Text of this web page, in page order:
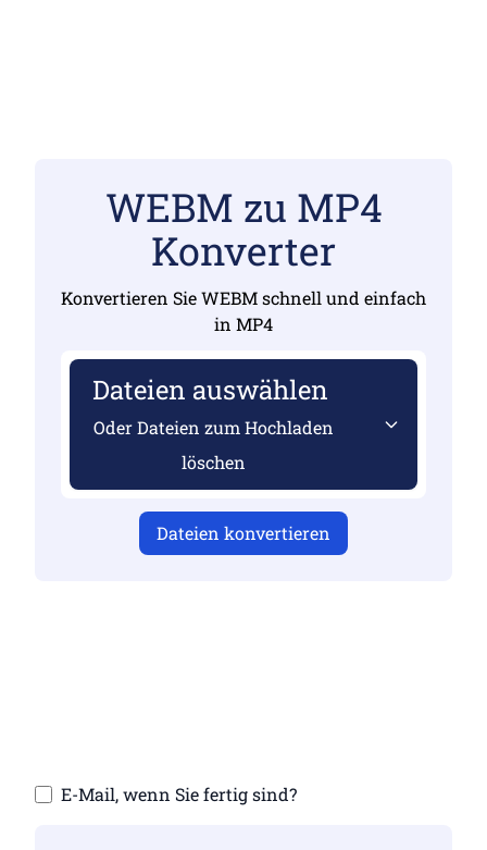
WEBM zu MP4
Konverter
Konvertieren Sie WEBM schnell und einfach
in MP4
Dateien auswählen
Oder Dateien zum Hochladen
löschen
Dateien konvertieren
E-Mail, wenn Sie fertig sind?